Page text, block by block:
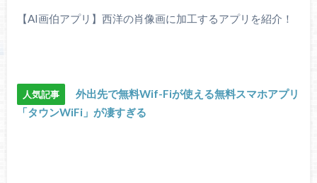
【AI画伯アプリ】西洋の肖像画に加工するアプリを紹介！
人気記事
外出先で無料Wif-Fiが使える無料スマホアプリ
「タウンWiFi」が凄すぎる